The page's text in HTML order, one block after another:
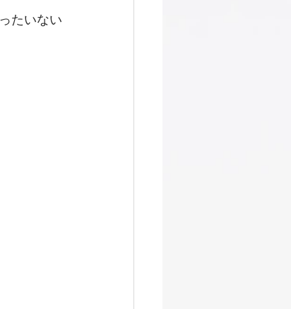
たいない